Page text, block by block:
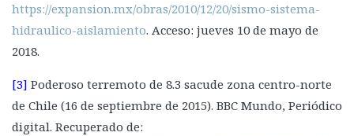
https://expansion.mx/obras/2010/12/20/sismo-sistema-
hidraulico-aislamiento. Acceso: jueves 10 de mayo de
2018.
[3] Poderoso terremoto de 8.3 sacude zona centro-norte
de Chile (16 de septiembre de 2015). BBC Mundo, Periódico
digital. Recuperado de: